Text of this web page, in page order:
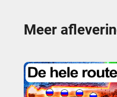
Meer